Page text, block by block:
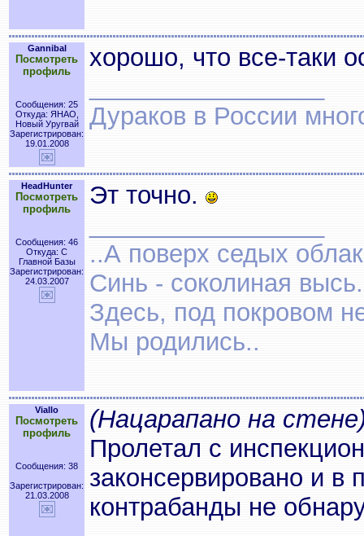
Gannibal
Посмотреть
профиль
Сообщения: 25
Откуда: ЯНАО,
Новый Уругвай
Зарегистрирован:
19.01.2008
хорошо, что все-таки
Дураков в России
HeadHunter
Посмотреть
профиль
Сообщения: 46
Откуда: С
Главной Базы
Зарегистрирован:
24.03.2007
Эт точно.
..А поверх седых
Синь - соколиная высь.
Здесь, под покровом
Мы родились..
Viallo
Посмотреть
профиль
Сообщения: 38
Зарегистрирован:
21.03.2008
(Нацарапано на
Пролетал с
законсервировано и в
контрабанды не